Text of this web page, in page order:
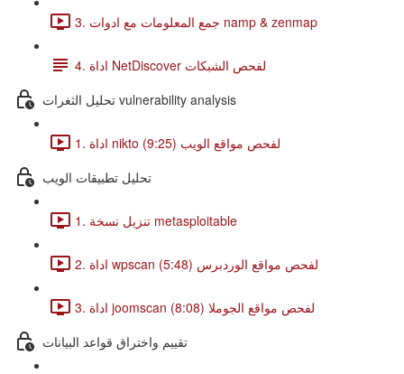
3. جمع المعلومات مع ادوات namp & zenmap
4. اداة NetDiscover لفحص الشبكات
تحليل الثغرات vulnerability analysis
1. اداة nikto لفحص مواقع الويب (9:25)
تحليل تطبيقات الويب
1. تنزيل نسخة metasploitable
2. اداة wpscan لفحص مواقع الوردبرس (5:48)
3. اداة joomscan لفحص مواقع الجوملا (8:08)
تقييم واختراق قواعد البيانات